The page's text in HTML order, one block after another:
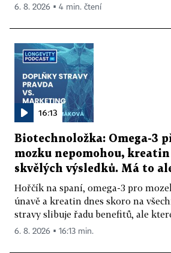
6. 8. 2026 ▪ 4 min. čtení
16:13
Biotechnoložka: Omega-3
mozku nepomohou,
skvělých výsledků. Má to
Hořčík na spaní, omega-3 pro
únavě a kreatin dnes skoro na
stravy slibuje řadu benefitů, ale
6. 8. 2026 ▪ 16:13 min.